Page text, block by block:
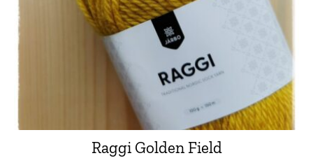
Raggi Golden Field